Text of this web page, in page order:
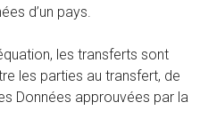
d’un pays.
les transferts sont
les parties au transfert, de
Données approuvées par la